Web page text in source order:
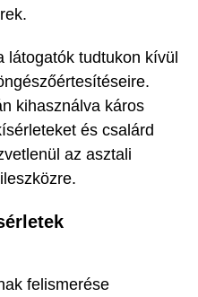
látogatók tudtukon kívül
kihasználva káros
és csalárd
az asztali
felismerése